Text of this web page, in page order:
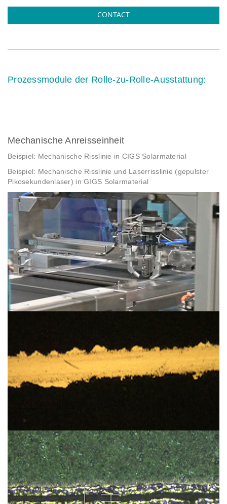
CONTACT
Prozessmodule der Rolle-zu-Rolle-Ausstattung:
Mechanische Anreisseinheit
Beispiel: Mechanische Risslinie in CIGS Solarmaterial
Beispiel: Mechanische Risslinie und Laserrisslinie (gepulster
Pikosekundenlaser) in GIGS Solarmaterial